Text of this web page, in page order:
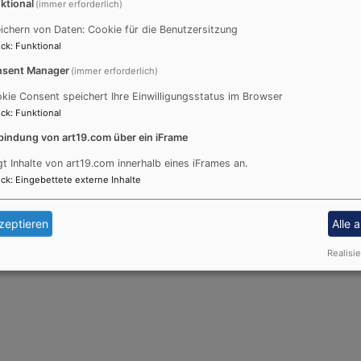
zu unseren Gottesdiensten. Und natürlich
hier Stille oder Andacht finden oder einfach das
(immer erforderlich)
von Daten: Cookie für die Benutzersitzung
: Funktional
Manager (immer erforderlich)
Consent speichert Ihre Einwilligungsstatus im Browser
: Funktional
von art19.com über ein iFrame
Inhalte von art19.com innerhalb eines iFrames an.
: Eingebettete externe Inhalte
Alle